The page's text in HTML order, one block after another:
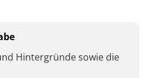
Hintergründe sowie die